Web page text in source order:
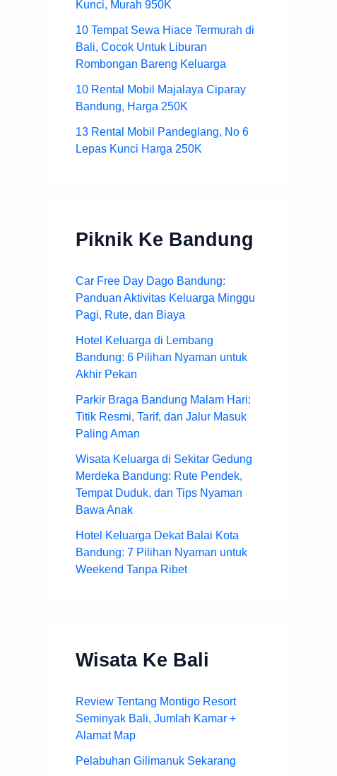
Kunci, Murah 950K
10 Tempat Sewa Hiace Termurah di
Bali, Cocok Untuk Liburan
Rombongan Bareng Keluarga
10 Rental Mobil Majalaya Ciparay
Bandung, Harga 250K
13 Rental Mobil Pandeglang, No 6
Lepas Kunci Harga 250K
Piknik Ke Bandung
Car Free Day Dago Bandung:
Panduan Aktivitas Keluarga Minggu
Pagi, Rute, dan Biaya
Hotel Keluarga di Lembang
Bandung: 6 Pilihan Nyaman untuk
Akhir Pekan
Parkir Braga Bandung Malam Hari:
Titik Resmi, Tarif, dan Jalur Masuk
Paling Aman
Wisata Keluarga di Sekitar Gedung
Merdeka Bandung: Rute Pendek,
Tempat Duduk, dan Tips Nyaman
Bawa Anak
Hotel Keluarga Dekat Balai Kota
Bandung: 7 Pilihan Nyaman untuk
Weekend Tanpa Ribet
Wisata Ke Bali
Review Tentang Montigo Resort
Seminyak Bali, Jumlah Kamar +
Alamat Map
Pelabuhan Gilimanuk Sekarang